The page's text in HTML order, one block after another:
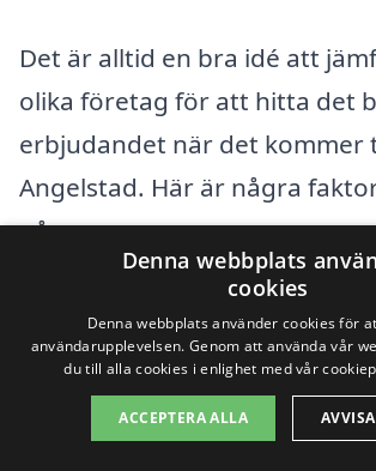
Det är alltid en bra idé att
olika företag för att hitta det
erbjudandet när det kommer
Angelstad. Här är några
på:
Se till att
erfarenhet av det
stängsel du är intresserad
Referenser:Be om
Denna webbplats
cookies
Denna webbplats använder cookies för
användarupplevelsen. Genom att använda vår
du till alla cookies i enlighet med vår
ACCEPTERA ALLA